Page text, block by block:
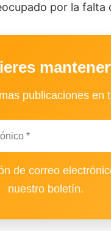
por la
publicaciones en
de correo
nuestro boletín.